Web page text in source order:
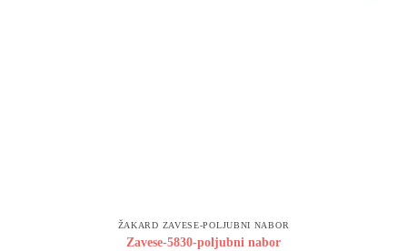
ŽAKARD ZAVESE-POLJUBNI NABOR
Zavese-5830-poljubni nabor